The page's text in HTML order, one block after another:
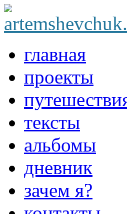
главная
проекты
тексты
альбомы
дневник
зачем я?